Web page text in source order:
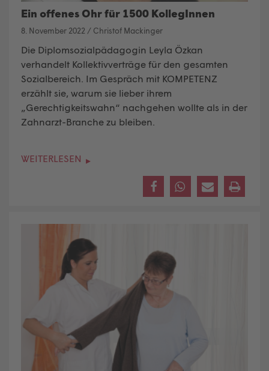
Ein offenes Ohr für 1500 KollegInnen
8. November 2022 / Christof Mackinger
Die Diplomsozialpädagogin Leyla Özkan
verhandelt Kollektivverträge für den gesamten
Sozialbereich. Im Gespräch mit KOMPETENZ
erzählt sie, warum sie lieber ihrem
„Gerechtigkeitswahn“ nachgehen wollte als in der
Zahnarzt-Branche zu bleiben.
WEITERLESEN